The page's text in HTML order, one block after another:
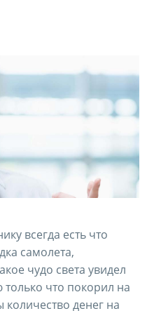
всегда есть что
самолета,
чудо света увидел
что покорил на
денег на